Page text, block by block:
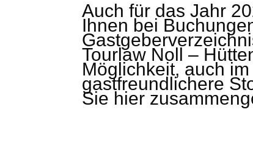
Auch für das Jahr
Ihnen bei
Tourlaw Noll –
Möglichkeit, auch
gastfreundlichere
Sie hier